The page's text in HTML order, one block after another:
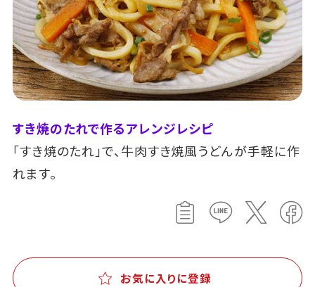
すき焼のたれで作るアレンジレシピ
「すき焼のたれ」で、牛肉すき焼風うどんが手軽に作
れます。
お気に入りに登録